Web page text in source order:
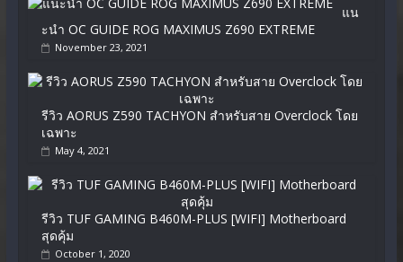
แน
ะนำ OC GUIDE ROG MAXIMUS Z690 EXTREME
November 23, 2021
รีวิว AORUS Z590 TACHYON สำหรับสาย Overclock โดย
เฉพาะ
May 4, 2021
รีวิว TUF GAMING B460M-PLUS [WIFI] Motherboard
สุดคุ้ม
October 1, 2020